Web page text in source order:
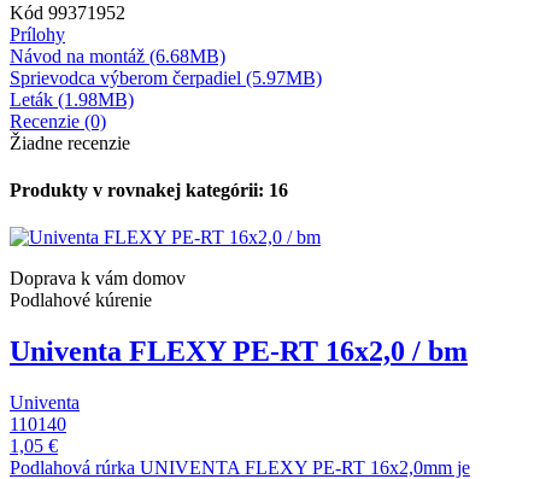
Kód 99371952
Prílohy
Návod na montáž (6.68MB)
Sprievodca výberom čerpadiel (5.97MB)
Leták (1.98MB)
Recenzie (0)
Žiadne recenzie
Produkty v rovnakej kategórii: 16
Doprava k vám domov
Podlahové kúrenie
Univenta FLEXY PE-RT 16x2,0 / bm
Univenta
110140
1,05 €
Podlahová rúrka UNIVENTA FLEXY PE-RT 16x2,0mm je